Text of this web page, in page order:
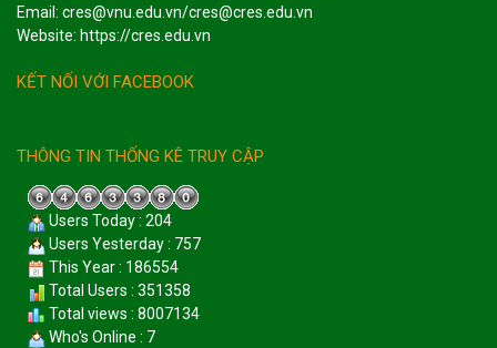
Email: cres@vnu.edu.vn/cres@cres.edu.vn
Website: https://cres.edu.vn
KẾT NỐI VỚI FACEBOOK
THÔNG TIN THỐNG KÊ TRUY CẬP
Users Today : 204
Users Yesterday : 757
This Year : 186554
Total Users : 351358
Total views : 8007134
Who's Online : 7